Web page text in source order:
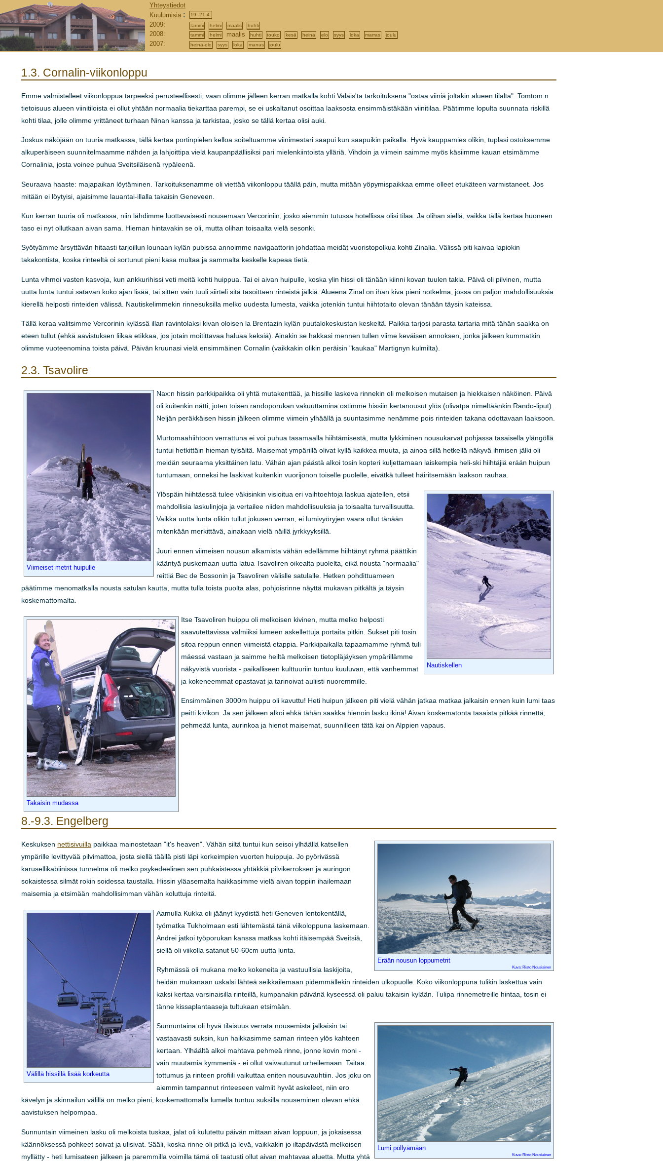
Yhteystiedot
Kuulumisia : 19.-21.4.
2009: tammi helmi maalis huhti
2008: tammi helmi maalis huhti touko kesä heinä elo syys loka marras joulu
2007: heinä-elo syys loka marras joulu
1.3. Cornalin-viikonloppu
Emme valmistelleet viikonloppua tarpeeksi perusteellisesti, vaan olimme jälleen kerran matkalla kohti Valais'ta tarkoituksena "ostaa viiniä joltakin alueen tilalta". Tomtom:n
tietoisuus alueen viinitiloista ei ollut yhtään normaalia tiekarttaa parempi, se ei uskaltanut osoittaa laaksosta ensimmäistäkään viinitilaa. Päätimme lopulta suunnata riskillä
kohti tilaa, jolle olimme yrittäneet turhaan Ninan kanssa ja tarkistaa, josko se tällä kertaa olisi auki.
Joskus näköjään on tuuria matkassa, tällä kertaa portinpielen kelloa soiteltuamme viinimestari saapui kun saapuikin paikalla. Hyvä kauppamies olikin, tuplasi ostoksemme
alkuperäiseen suunnitelmaamme nähden ja lahjoittipa vielä kaupanpäällisiksi pari mielenkiintoista ylläriä. Vihdoin ja viimein saimme myös käsiimme kauan etsimämme
Cornalinia, josta voinee puhua Sveitsiläisenä rypäleenä.
Seuraava haaste: majapaikan löytäminen. Tarkoituksenamme oli viettää viikonloppu täällä päin, mutta mitään yöpymispaikkaa emme olleet etukäteen varmistaneet. Jos
mitään ei löytyisi, ajaisimme lauantai-illalla takaisin Geneveen.
Kun kerran tuuria oli matkassa, niin lähdimme luottavaisesti nousemaan Vercoriniin; josko aiemmin tutussa hotellissa olisi tilaa. Ja olihan siellä, vaikka tällä kertaa huoneen
taso ei nyt ollutkaan aivan sama. Hieman hintavakin se oli, mutta olihan toisaalta vielä sesonki.
Syötyämme ärsyttävän hitaasti tarjoillun lounaan kylän pubissa annoimme navigaattorin johdattaa meidät vuoristopolkua kohti Zinalia. Välissä piti kaivaa lapiokin
takakontista, koska rinteeltä oi sortunut pieni kasa multaa ja sammalta keskelle kapeaa tietä.
Lunta vihmoi vasten kasvoja, kun ankkurihissi veti meitä kohti huippua. Tai ei aivan huipulle, koska ylin hissi oli tänään kiinni kovan tuulen takia. Päivä oli pilvinen, mutta
uutta lunta tuntui satavan koko ajan lisää, tai sitten vain tuuli siirteli sitä tasoittaen rinteistä jälkiä. Alueena Zinal on ihan kiva pieni notkelma, jossa on paljon mahdollisuuksia
kierellä helposti rinteiden välissä. Nautiskelimmekin rinnesuksilla melko uudesta lumesta, vaikka jotenkin tuntui hiihtotaito olevan tänään täysin kateissa.
Tällä keraa valitsimme Vercorinin kylässä illan ravintolaksi kivan oloisen la Brentazin kylän puutalokeskustan keskeltä. Paikka tarjosi parasta tartaria mitä tähän saakka on
eteen tullut (ehkä aavistuksen liikaa etikkaa, jos jotain moitittavaa haluaa keksiä). Ainakin se hakkasi mennen tullen viime keväisen annoksen, jonka jälkeen kummatkin
olimme vuoteenomina toista päivä. Päivän kruunasi vielä ensimmäinen Cornalin (vaikkakin olikin peräisin "kaukaa" Martignyn kulmilta).
2.3. Tsavolire
Viimeiset metrit huipulle
Nax:n hissin parkkipaikka oli yhtä mutakenttää, ja hissille laskeva rinnekin oli melkoisen mutaisen ja hiekkaisen näköinen. Päivä
oli kuitenkin nätti, joten toisen randoporukan vakuuttamina ostimme hissiin kertanousut ylös (olivatpa nimeltäänkin Rando-liput).
Neljän peräkkäisen hissin jälkeen olimme viimein ylhäällä ja suuntasimme nenämme pois rinteiden takana odottavaan laaksoon.
Murtomaahiihtoon verrattuna ei voi puhua tasamaalla hiihtämisestä, mutta lykkiminen nousukarvat pohjassa tasaisella ylängöllä
tuntui hetkittäin hieman tylsältä. Maisemat ympärillä olivat kyllä kaikkea muuta, ja ainoa sillä hetkellä näkyvä ihmisen jälki oli
meidän seuraama yksittäinen latu. Vähän ajan päästä alkoi tosin kopteri kuljettamaan laiskempia heli-ski hiihtäjiä erään huipun
tuntumaan, onneksi he laskivat kuitenkin vuorijonon toiselle puolelle, eivätkä tulleet häiritsemään laakson rauhaa.
Nautiskellen
Ylöspäin hiihtäessä tulee väkisinkin visioitua eri vaihtoehtoja laskua ajatellen, etsii
mahdollisia laskulinjoja ja vertailee niiden mahdollisuuksia ja toisaalta turvallisuutta.
Vaikka uutta lunta olikin tullut jokusen verran, ei lumivyöryjen vaara ollut tänään
mitenkään merkittävä, ainakaan vielä näillä jyrkkyyksillä.
Juuri ennen viimeisen nousun alkamista vähän edellämme hiihtänyt ryhmä päättikin
kääntyä puskemaan uutta latua Tsavoliren oikealta puolelta, eikä nousta "normaalia"
reittiä Bec de Bossonin ja Tsavoliren välislle satulalle. Hetken pohdittuameen
päätimme menomatkalla nousta satulan kautta, mutta tulla toista puolta alas, pohjoisrinne näyttä mukavan pitkältä ja täysin
koskemattomalta.
Takaisin mudassa
Itse Tsavoliren huippu oli melkoisen kivinen, mutta melko helposti
saavutettavissa valmiiksi lumeen askellettuja portaita pitkin. Sukset piti tosin
sitoa reppun ennen viimeistä etappia. Parkkipaikalla tapaamamme ryhmä tuli
mäessä vastaan ja saimme heiltä melkoisen tietopläjäyksen ympärillämme
näkyvistä vuorista - paikalliseen kulttuuriin tuntuu kuuluvan, että vanhemmat
ja kokeneemmat opastavat ja tarinoivat auliisti nuoremmille.
Ensimmäinen 3000m huippu oli kavuttu! Heti huipun jälkeen piti vielä vähän jatkaa matkaa jalkaisin ennen kuin lumi taas
peitti kivikon. Ja sen jälkeen alkoi ehkä tähän saakka hienoin lasku ikinä! Aivan koskematonta tasaista pitkää rinnettä,
pehmeää lunta, aurinkoa ja hienot maisemat, suunnilleen tätä kai on Alppien vapaus.
8.-9.3. Engelberg
Erään nousun loppumetrit
Kuva: Risto Nousiainen
Keskuksen nettisivuilla paikkaa mainostetaan "it's heaven". Vähän siltä tuntui kun seisoi ylhäällä katsellen
ympärille levittyvää pilvimattoa, josta siellä täällä pisti läpi korkeimpien vuorten huippuja. Jo pyörivässä
karusellikabiinissa tunnelma oli melko psykedeelinen sen puhkaistessa yhtäkkiä pilvikerroksen ja auringon
sokaistessa silmät rokin soidessa taustalla. Hissin yläasemalta haikkasimme vielä aivan toppiin ihailemaan
maisemia ja etsimään mahdollisimman vähän koluttuja rinteitä.
Välillä hissillä lisää korkeutta
Aamulla Kukka oli jäänyt kyydistä heti Geneven lentokentällä,
työmatka Tukholmaan esti lähtemästä tänä viikoloppuna laskemaan.
Andrei jatkoi työporukan kanssa matkaa kohti itäisempää Sveitsiä,
siellä oli viikolla satanut 50-60cm uutta lunta.
Ryhmässä oli mukana melko kokeneita ja vastuullisia laskijoita,
heidän mukanaan uskalsi lähteä seikkailemaan pidemmällekin rinteiden ulkopuolle. Koko viikonloppuna tulikin laskettua vain
kaksi kertaa varsinaisilla rinteillä, kumpanakin päivänä kyseessä oli paluu takaisin kylään. Tulipa rinnemetreille hintaa, tosin ei
tänne kissaplantaaseja tultukaan etsimään.
Lumi pöllyämään
Kuva: Risto Nousiainen
Sunnuntaina oli hyvä tilaisuus verrata nousemista jalkaisin tai
vastaavasti suksin, kun haikkasimme saman rinteen ylös kahteen
kertaan. Ylhäältä alkoi mahtava pehmeä rinne, jonne kovin moni -
vain muutamia kymmeniä - ei ollut vaivautunut urheilemaan. Taitaa
tottumus ja rinteen profiili vaikuttaa eniten nousuvauhtiin. Jos joku on
aiemmin tampannut rinteeseen valmiit hyvät askeleet, niin ero
kävelyn ja skinnailun välillä on melko pieni, koskemattomalla lumella tuntuu suksilla nouseminen olevan ehkä
aavistuksen helpompaa.
Sunnuntain viimeinen lasku oli melkoista tuskaa, jalat oli kulutettu päivän mittaan aivan loppuun, ja jokaisessa
käännöksessä pohkeet soivat ja ulisivat. Sääli, koska rinne oli pitkä ja levä, vaikkakin jo iltapäivästä melkoisen
myllätty - heti lumisateen jälkeen ja paremmilla voimilla tämä oli taatusti ollut aivan mahtavaa aluetta. Mutta yhtä